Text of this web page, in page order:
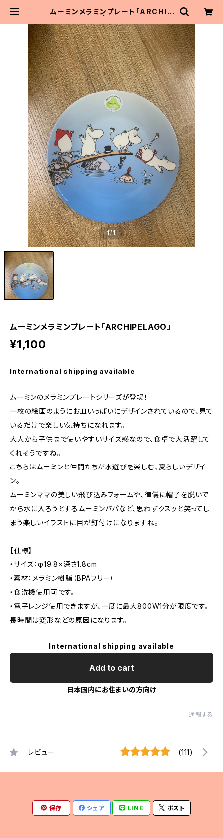
ムーミンメラミンプレート「ARCHIP
1/1
ムーミンメラミンプレート「ARCHIPELAGO」
¥1,100
International shipping available
ムーミンのメラミンプレートシリーズが登場！
一枚の絵画のようにお皿いっぱいにデザインされているので、見て
いるだけで楽しい気持ちになれます。
大人から子供まで使いやすいサイズ感なので、食卓で大活躍して
くれそうですね。
こちらはムーミンと仲間たちが水遊びを楽しむ、夏らしいデザイ
ン。
ムーミンママの美しい飛び込みフォームや、律儀に帽子を脱いで
から水に入ろうとするムーミンパパなど、思わずクスッと笑ってし
まう楽しいイラストに目が釘付けになりますね。
【仕様】
・サイズ：φ19.8×深さ1.8cm
・素材：メラミン樹脂（BPAフリー）
・食洗機使用可です。
・電子レンジ使用できますが、一度に最大800W1分が限度です。
長時間は変形などの原因になります。
International shipping available
Add to cart
日本国内にお住まいの方向け
通報する
レビュー (111)
保存 シェア LINE ポスト